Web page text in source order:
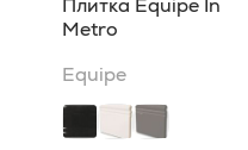
Плитка Equipe In
Metro
Equipe